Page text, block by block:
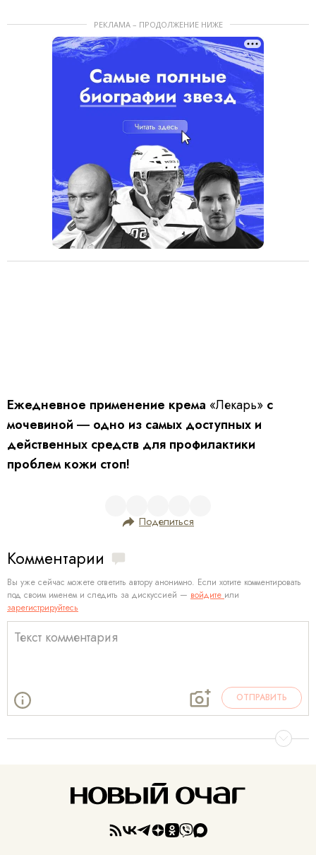
РЕКЛАМА – ПРОДОЛЖЕНИЕ НИЖЕ
Ежедневное применение крема «Лекарь» с
мочевиной ― одно из самых доступных и
действенных средств для профилактики
проблем кожи стоп!
Поделиться
Комментарии
Вы уже сейчас можете ответить автору анонимно. Если хотите комментировать
под своим именем и следить за дискуссией — войдите или
зарегистрируйтесь
ОТПРАВИТЬ